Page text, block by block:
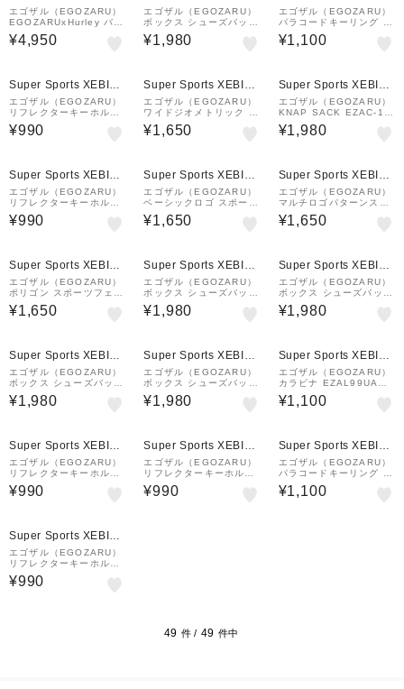
&mall店
エゴザル（EGOZARU）
EGOZARUxHurley バケ
ットハット EZSS26UH
G999HU
¥4,950
&mall店
エゴザル（EGOZARU）
ボックス シューズバッグ
SEZAC-S2320-019
¥1,980
&mall店
エゴザル（EGOZARU）
パラコードキーリング E
ZAL99UAC006C007
¥1,100
Super Sports XEBIO
&mall店
エゴザル（EGOZARU）
リフレクターキーホルダ
ー EZAL99UAC007C0
01
¥990
Super Sports XEBIO
&mall店
エゴザル（EGOZARU）
ワイドジオメトリック ソ
リッド タオル EZAC-S2
301C372
¥1,650
Super Sports XEBIO
&mall店
エゴザル（EGOZARU）
KNAP SACK EZAC-19-
012
¥1,980
Super Sports XEBIO
&mall店
エゴザル（EGOZARU）
リフレクターキーホルダ
ー EZAL99UAC007C0
12
¥990
Super Sports XEBIO
&mall店
エゴザル（EGOZARU）
ベーシックロゴ スポーツ
フェイスタオル EZSS26
UTW001C384
¥1,650
Super Sports XEBIO
&mall店
エゴザル（EGOZARU）
マルチロゴパターンスポ
ーツフェイスタオル EB
SS26UTW001C001
¥1,650
Super Sports XEBIO
&mall店
エゴザル（EGOZARU）
ポリゴン スポーツフェイ
スタオル EZSS26UTW0
04C375
¥1,650
Super Sports XEBIO
&mall店
エゴザル（EGOZARU）
ボックス シューズバッグ
SEZAC-S2320-022
¥1,980
Super Sports XEBIO
&mall店
エゴザル（EGOZARU）
ボックス シューズバッグ
SEZAC-S2320-012
¥1,980
Super Sports XEBIO
&mall店
エゴザル（EGOZARU）
ボックス シューズバッグ
SEZAC-S2320-014
¥1,980
Super Sports XEBIO
&mall店
エゴザル（EGOZARU）
ボックス シューズバッグ
SEZAC-S2320-016
¥1,980
Super Sports XEBIO
&mall店
エゴザル（EGOZARU）
カラビナ EZAL99UAC0
05C001
¥1,100
Super Sports XEBIO
&mall店
エゴザル（EGOZARU）
リフレクターキーホルダ
ー EZAL99UAC007C0
07
¥990
Super Sports XEBIO
&mall店
エゴザル（EGOZARU）
リフレクターキーホルダ
ー EZAL99UAC007C0
10
¥990
Super Sports XEBIO
&mall店
エゴザル（EGOZARU）
パラコードキーリング E
ZAL99UAC006C001
¥1,100
Super Sports XEBIO
&mall店
エゴザル（EGOZARU）
リフレクターキーホルダ
ー EZAL99UAC007C0
14
¥990
49 件 / 49 件中